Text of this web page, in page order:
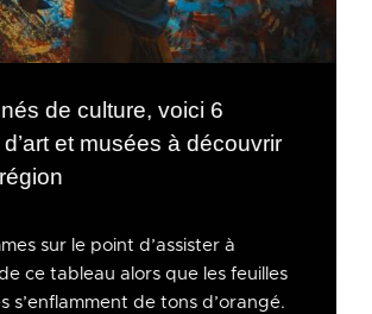
de culture, voici 6
et musées à découvrir
sur le point d’assister à
ce tableau alors que les feuilles
s’enflamment de tons d’orangé.